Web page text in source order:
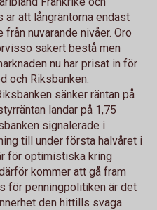
är att långräntorna endast
nuvarande nivåer. Oro
säkert bestå men
nu har prisat in för
och Riksbanken.
sänker räntan på
landar på 1,75
signalerade i
till under första halvåret i
för optimistiska kring
kommer att gå fram
för penningpolitiken är det
den hittills svaga